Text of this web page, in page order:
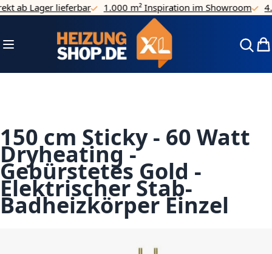
Direkt zum Inhalt
ab Lager lieferbar 1.000 m² Inspiration im Showroom
Navigation umschalten
150 cm Sticky - 60 Watt
Dryheating -
Gebürstetes Gold -
Elektrischer Stab-
Badheizkörper Einzel